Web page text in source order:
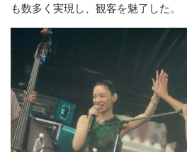
も数多く実現し、観客を魅了した。